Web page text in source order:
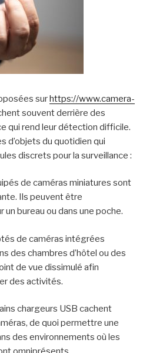
surhttps://www.camera-
souvent derrière des
qui rend leur détection difficile.
d’objets du quotidien qui
discrets pour la surveillance :
de caméras miniatures sont
Ils peuvent être
bureau ou dans une poche.
de caméras intégrées
des chambres d’hôtel ou des
de vue dissimulé afin
des activités.
chargeurs USB cachent
de quoi permettre une
des environnements où les